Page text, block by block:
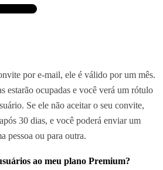
por e-mail, ele é válido por um mês.
estarão ocupadas e você verá um rótulo
Se ele não aceitar o seu convite,
30 dias, e você poderá enviar um
pessoa ou para outra.
ao meu plano Premium?